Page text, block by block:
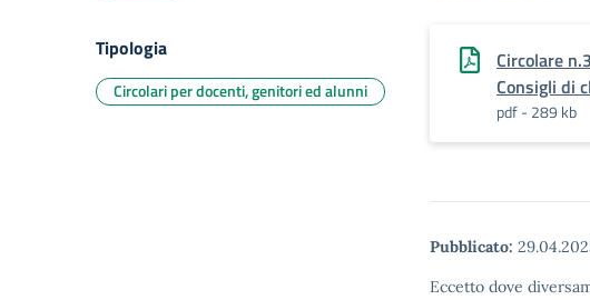
Circolare
Consigli di
pdf - 289 kb
Pubblicato:
Eccetto dove
Tipologia
Circolari per docenti, genitori ed alunni